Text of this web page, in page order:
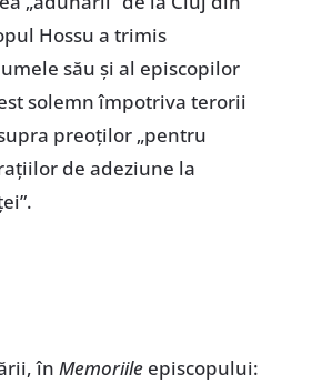
Hossu a trimis
său și al episcopilor
solemn împotriva terorii
preoților „pentru
de adeziune la
în Memoriile episcopului: